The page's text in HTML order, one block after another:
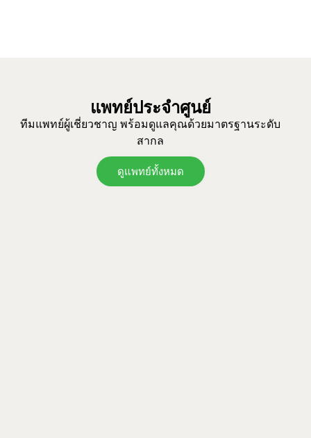
แพทย์ประจำศูนย์
ทีมแพทย์ผู้เชี่ยวชาญ พร้อมดูแลคุณด้วยมาตรฐานระดับ
สากล
ดูแพทย์ทั้งหมด